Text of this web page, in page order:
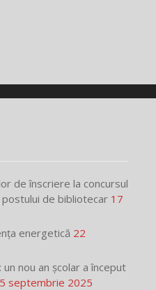
de înscriere la concursul
de bibliotecar 17
energetică 22
un nou an școlar a început
septembrie 2025